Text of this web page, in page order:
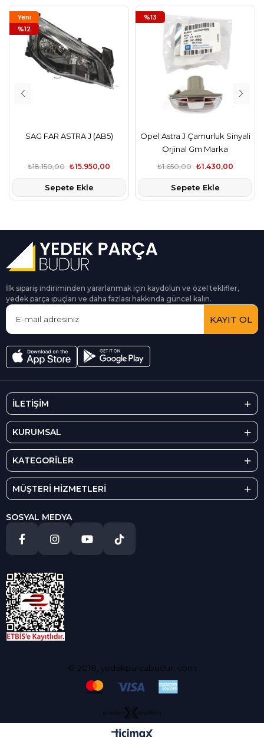
SAG FAR ASTRA J (AB5)
₺15.950,00
₺18.150,00
Sepete Ekle
Yeni
Ürün
%12
Opel Astra J Çamurluk Sinyali
Orjinal Gm Marka
₺1.430,00
₺1.650,00
Sepete Ekle
%13
İlk sipariş indiriminden yararlanmak için kaydolun ve özel teklifler,
yedek parça ipuçları ve daha fazlası hakkında güncel kalın.
KAYIT OL
İLETİŞİM
KURUMSAL
KATEGORİLER
MÜŞTERİ HİZMETLERİ
SOSYAL MEDYA
© 2018, yedekparcabudur..com